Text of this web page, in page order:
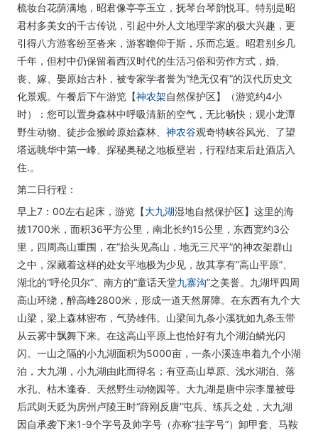
梳妆台花荫满地，昭君像亭亭玉立，抚琴台琴韵悦耳。特别是昭
君村多美女的千古传说，引起中外人文地理学家的极大兴趣，更
引得八方游客纷至沓来，游客瞻仰于斯，乐而忘返。昭君别乡几
千年，但村中仍保留着西汉时代的生活习俗和劳作方式，婚、
丧、嫁、娶原始古朴，被专家学者誉为“绝无仅有”的汉代历史文
化景观。午餐后下午游览【神农架自然保护区】（游览约4小
时）：您可以置身森林中呼吸清新的空气，无比畅快；观小龙潭
野生动物、徒步金猴岭原始森林、 神农谷观奇特峡谷风光、了望
塔远眺华中第一峰、探秘奥秘之地板壁岩，行程结束后赴酒店入
住.。
第二日行程：
早上7：00左右起床，游览【大九湖湿地自然保护区】这里的海
拔1700米，面积36平方公里，南北长约15公里，东西宽约3公
里，四周高山重围，在“抬头见高山，地无三尺平”的神农架群山
之中，深藏着这样的处女平地极为少见，故其享有“高山平原”、
湖北的“呼伦贝尔”、南方的“童话天堂九寨沟”之美誉。九湖坪四周
高山环绕，醉高峰2800米，形成一道天然屏障。在东西有九个大
山梁，梁上森林密布，气势雄伟。山梁间九条小溪犹如九条玉带
从云雾中飘舞下来。在这高山平原上也恰好有九个湖泊鳞光闪
闪。一山之隔的小九湖面积为5000亩，一条小溪连串着九个小湖
泊，大九湖，小九湖由此而得名；有亚高山草原、浅水湖泊、落
水孔、枯木逢春、天然野生动物园等。大九湖是唐中宗李显被母
后武则天贬为房州卢陵王时“薛刚反唐”屯兵、练兵之处，大九湖
因自承袭下来1-9个字号及帅字号（亦称“挂字号”）卸甲套、马鞍